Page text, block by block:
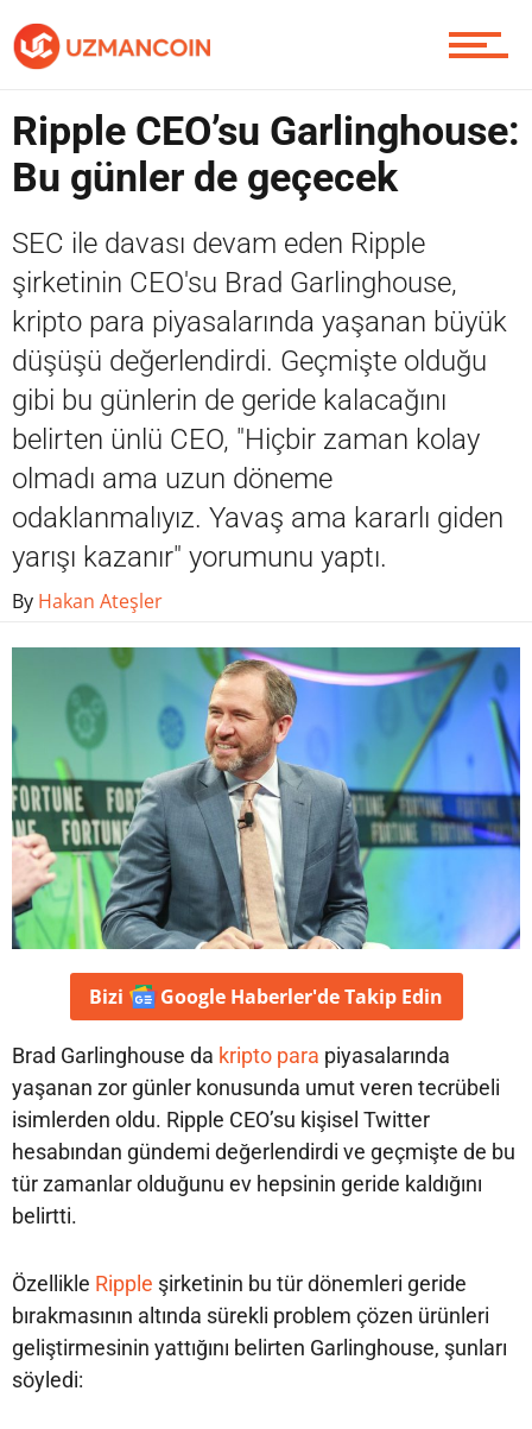
Soru Sor
Contact / İletişim
Ripple CEO’su Garlinghouse:
Bu günler de geçecek
SEC ile davası devam eden Ripple
şirketinin CEO'su Brad Garlinghouse,
kripto para piyasalarında yaşanan büyük
düşüşü değerlendirdi. Geçmişte olduğu
gibi bu günlerin de geride kalacağını
belirten ünlü CEO, "Hiçbir zaman kolay
olmadı ama uzun döneme
odaklanmalıyız. Yavaş ama kararlı giden
yarışı kazanır" yorumunu yaptı.
By Hakan Ateşler
Bizi Google Haberler'deTakip Edin
Brad Garlinghouse da kripto para piyasalarında
yaşanan zor günler konusunda umut veren tecrübeli
isimlerden oldu. Ripple CEO’su kişisel Twitter
hesabından gündemi değerlendirdi ve geçmişte de bu
tür zamanlar olduğunu ev hepsinin geride kaldığını
belirtti.
Özellikle Ripple şirketinin bu tür dönemleri geride
bırakmasının altında sürekli problem çözen ürünleri
geliştirmesinin yattığını belirten Garlinghouse, şunları
söyledi: